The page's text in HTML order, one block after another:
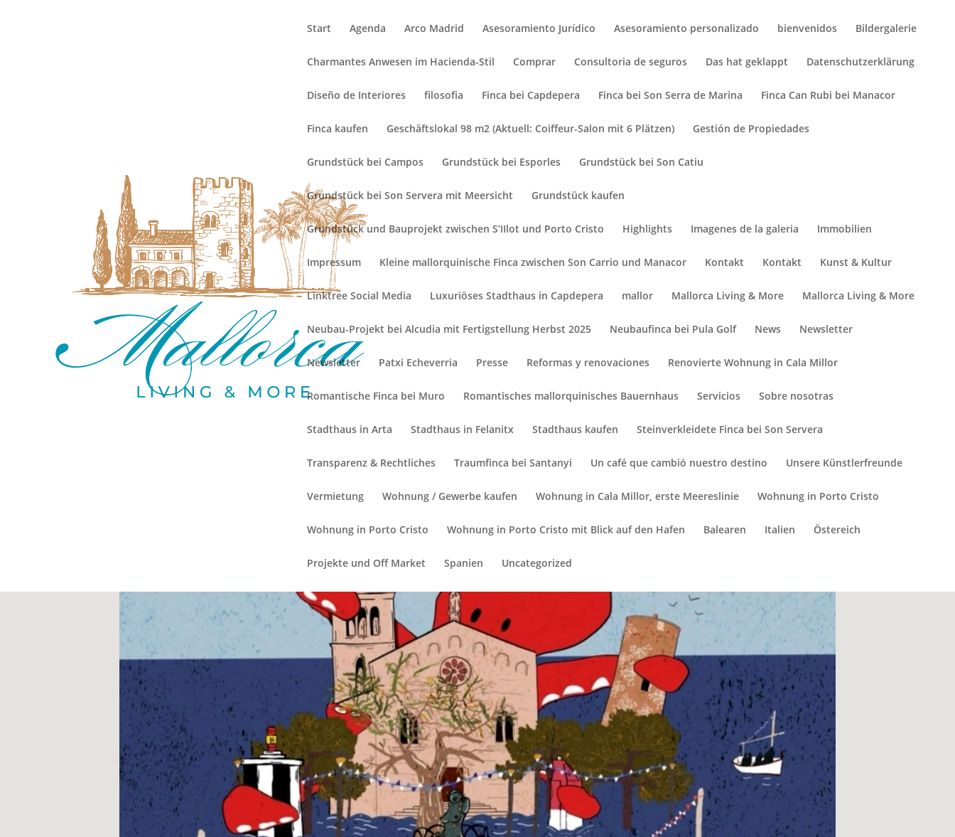
Start Agenda Arco Madrid Asesoramiento Jurídico Asesoramiento personalizado bienvenidos Bildergalerie
Charmantes Anwesen im Hacienda-Stil Comprar Consultoria de seguros Das hat geklappt Datenschutzerklärung
Diseño de Interiores filosofia Finca bei Capdepera Finca bei Son Serra de Marina Finca Can Rubi bei Manacor
Finca kaufen Geschäftslokal 98 m2 (Aktuell: Coiffeur-Salon mit 6 Plätzen) Gestión de Propiedades
Grundstück bei Campos Grundstück bei Esporles Grundstück bei Son Catiu
Grundstück bei Son Servera mit Meersicht Grundstück kaufen
Grundstück und Bauprojekt zwischen S’IIlot und Porto Cristo Highlights Imagenes de la galeria Immobilien
Impressum Kleine mallorquinische Finca zwischen Son Carrio und Manacor Kontakt Kontakt Kunst & Kultur
Linktree Social Media Luxuriöses Stadthaus in Capdepera mallor Mallorca Living & More Mallorca Living & More
Neubau-Projekt bei Alcudia mit Fertigstellung Herbst 2025 Neubaufinca bei Pula Golf News Newsletter
Newsletter Patxi Echeverria Presse Reformas y renovaciones Renovierte Wohnung in Cala Millor
Romantische Finca bei Muro Romantisches mallorquinisches Bauernhaus Servicios Sobre nosotras
Stadthaus in Arta Stadthaus in Felanitx Stadthaus kaufen Steinverkleidete Finca bei Son Servera
Transparenz & Rechtliches Traumfinca bei Santanyi Un café que cambió nuestro destino Unsere Künstlerfreunde
Vermietung Wohnung / Gewerbe kaufen Wohnung in Cala Millor, erste Meereslinie Wohnung in Porto Cristo
Wohnung in Porto Cristo Wohnung in Porto Cristo mit Blick auf den Hafen Balearen Italien Östereich
Projekte und Off Market Spanien Uncategorized
Eröffnung der Kunstausstellung
Juli 15 @ 7:30 p.m.- 9:30 p.m.